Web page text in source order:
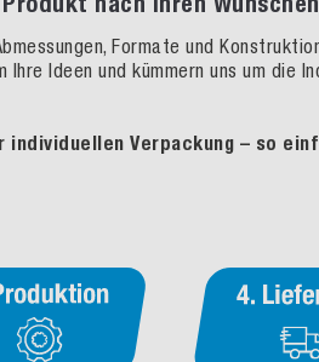
Formate und
Ihre Ideen und kümmern uns um die
individuellen Verpackung – so